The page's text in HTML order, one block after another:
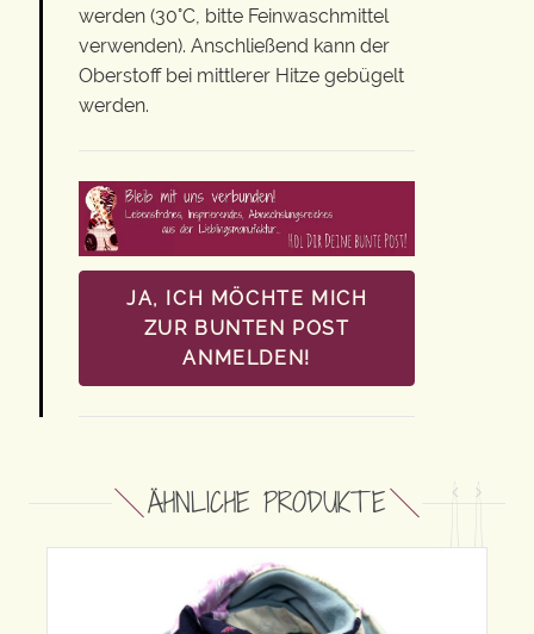
werden (30°C, bitte Feinwaschmittel
verwenden). Anschließend kann der
Oberstoff bei mittlerer Hitze gebügelt
werden.
JA, ICH MÖCHTE MICH
ZUR BUNTEN POST
ANMELDEN!
ÄHNLICHE PRODUKTE